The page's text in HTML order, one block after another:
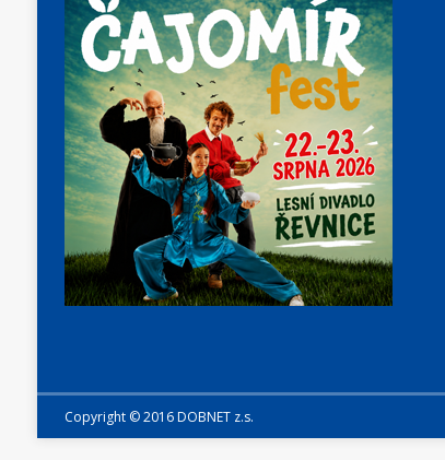
Copyright © 2016 DOBNET z.s.